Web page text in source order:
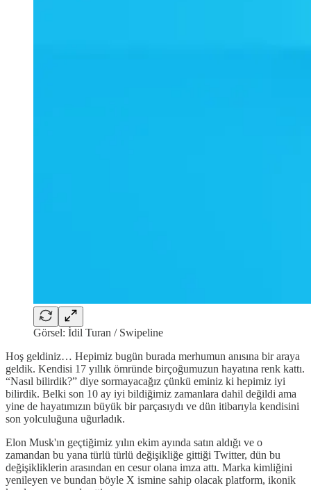
Görsel: İdil Turan / Swipeline
Hoş geldiniz… Hepimiz bugün burada merhumun anısına bir araya
geldik. Kendisi 17 yıllık ömründe birçoğumuzun hayatına renk kattı.
“Nasıl bilirdik?” diye sormayacağız çünkü eminiz ki hepimiz iyi
bilirdik. Belki son 10 ay iyi bildiğimiz zamanlara dahil değildi ama
yine de hayatımızın büyük bir parçasıydı ve dün itibarıyla kendisini
son yolculuğuna uğurladık.
Elon Musk'ın geçtiğimiz yılın ekim ayında satın aldığı ve o
zamandan bu yana türlü türlü değişikliğe gittiği Twitter, dün bu
değişikliklerin arasından en cesur olana imza attı. Marka kimliğini
yenileyen ve bundan böyle X ismine sahip olacak platform, ikonik